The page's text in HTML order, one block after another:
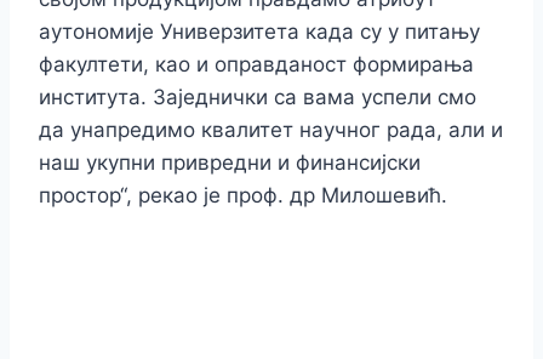
аутономије Универзитета када су у питању
факултети, као и оправданост формирања
института. Заједнички са вама успели смо
да унапредимо квалитет научног рада, али и
наш укупни привредни и финансијски
простор“, рекао је проф. др Милошевић.